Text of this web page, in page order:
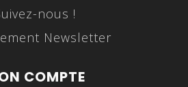
nous !
Newsletter
COMPTE